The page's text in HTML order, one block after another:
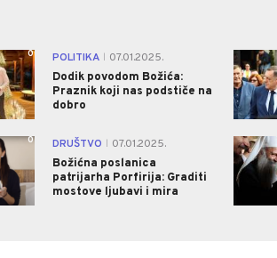
0 POLITIKA
07.01.2025.
Dodik povodom Božića:
Praznik koji nas podstiče na
dobro
0 DRUŠTVO
07.01.2025.
Božićna poslanica
patrijarha Porfirija: Graditi
mostove ljubavi i mira